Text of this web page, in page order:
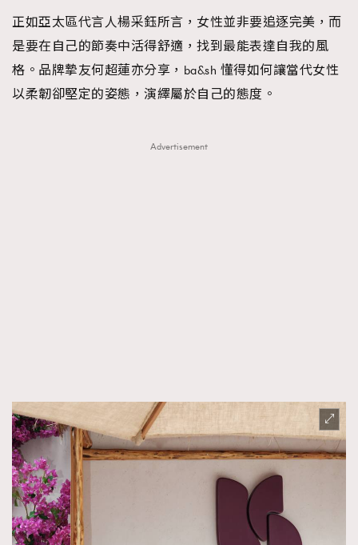
正如亞太區代言人楊采鈺所言，女性並非要追逐完美，而
是要在自己的節奏中活得舒適，找到最能表達自我的風
格。品牌摯友何超蓮亦分享，ba&sh 懂得如何讓當代女性
以柔韌卻堅定的姿態，演繹屬於自己的態度。
Advertisement